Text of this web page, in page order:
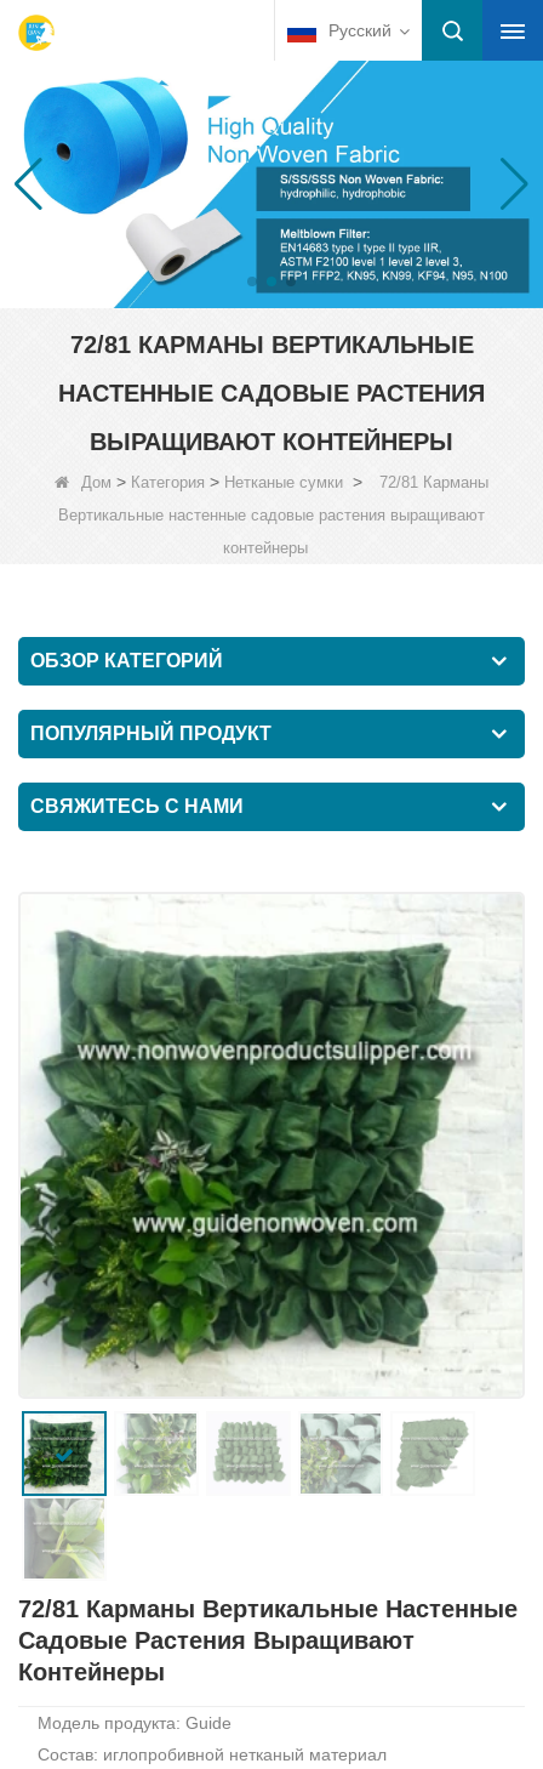
Русский
72/81 КАРМАНЫ ВЕРТИКАЛЬНЫЕ
НАСТЕННЫЕ САДОВЫЕ РАСТЕНИЯ
ВЫРАЩИВАЮТ КОНТЕЙНЕРЫ
Дом > Категория > Нетканые сумки >
72/81 Карманы
Вертикальные настенные садовые растения выращивают
контейнеры
ОБЗОР КАТЕГОРИЙ
ПОПУЛЯРНЫЙ ПРОДУКТ
СВЯЖИТЕСЬ С НАМИ
72/81 Карманы Вертикальные Настенные
Садовые Растения Выращивают
Контейнеры
Модель продукта: Guide
Состав: иглопробивной нетканый материал